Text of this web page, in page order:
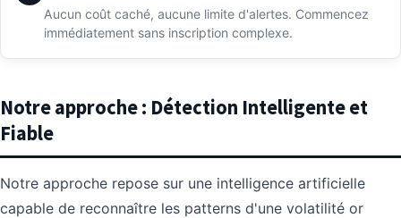
Aucun coût caché, aucune limite d'alertes. Commencez
immédiatement sans inscription complexe.
Notre approche : Détection Intelligente et
Fiable
Notre approche repose sur une intelligence artificielle
capable de reconnaître les patterns d'une volatilité or